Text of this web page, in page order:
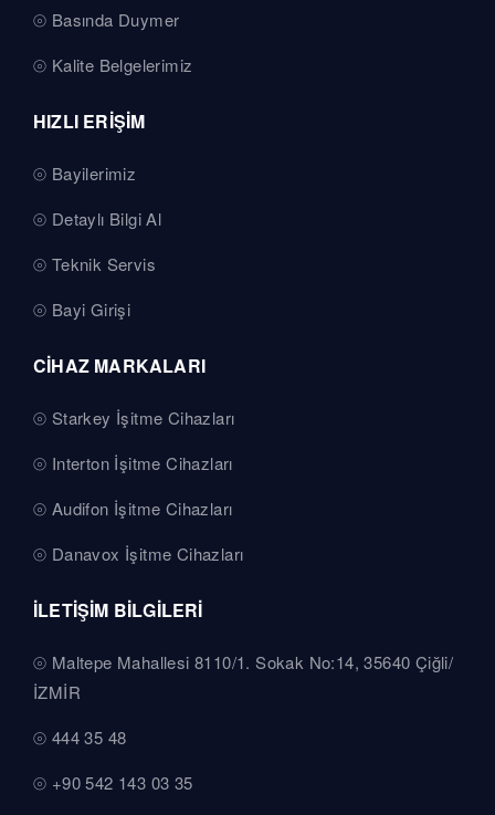
Basında Duymer
Kalite Belgelerimiz
HIZLI ERİŞİM
Bayilerimiz
Detaylı Bilgi Al
Teknik Servis
Bayi Girişi
CİHAZ MARKALARI
Starkey İşitme Cihazları
Interton İşitme Cihazları
Audifon İşitme Cihazları
Danavox İşitme Cihazları
İLETİŞİM BİLGİLERİ
Maltepe Mahallesi 8110/1. Sokak No:14, 35640 Çiğli/
İZMİR
444 35 48
+90 542 143 03 35